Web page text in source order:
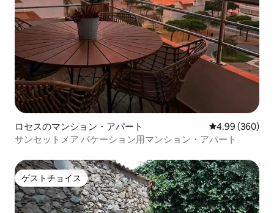
ロセスのマンション・アパート レビュー360
4.99 (360)
サンセットメア バケーション用マンション・アパート
ゲストチョイス
ゲストチョイス